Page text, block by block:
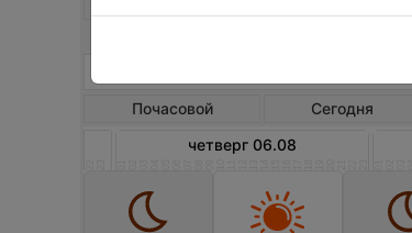
Почасовой Сегодня
четверг 06.08